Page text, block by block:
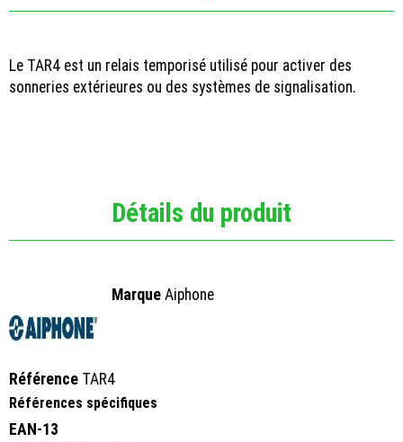
Le TAR4 est un relais temporisé utilisé pour activer des
sonneries extérieures ou des systèmes de signalisation.
Détails du produit
Marque Aiphone
Référence TAR4
Références spécifiques
EAN-13